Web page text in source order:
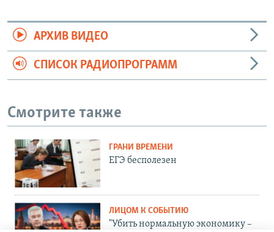
АРХИВ ВИДЕО
СПИСОК РАДИОПРОГРАММ
Смотрите также
ГРАНИ ВРЕМЕНИ
ЕГЭ бесполезен
ЛИЦОМ К СОБЫТИЮ
"Убить нормальную экономику –